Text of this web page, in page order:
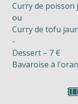
Curry de poisson
ou
Curry de tofu
-
Dessert – 7 €
Bavaroise à